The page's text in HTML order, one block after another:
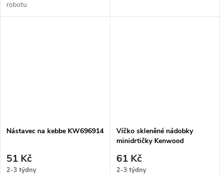
robotu
Nástavec na kebbe KW696914
51 Kč
2-3 týdny
Víčko skleněné nádobky
minidrtičky Kenwood
61 Kč
2-3 týdny